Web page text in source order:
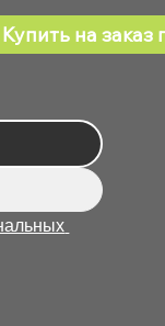
Купить на